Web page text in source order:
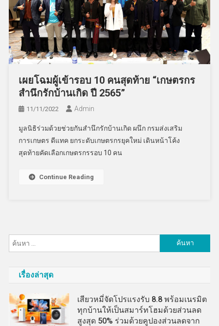
เผยโฉมผู้เข้ารอบ 10 คนสุดท้าย “เกษตรกร
สำนึกรักบ้านเกิด ปี 2565”
11/11/2022 Admin
มูลนิธิร่วมด้วยช่วยกันสำนึกรักบ้านเกิด ผนึก กรมส่งเสริม
การเกษตร ดีแทค ยกระดับเกษตรกรยุคใหม่ เดินหน้าโค้ง
สุดท้ายคัดเลือกเกษตรกรรอบ 10 คน
Continue Reading
สำหรับ:
เรื่องล่าสุด
เสียวหมี่จัดโปรแรงรับ 8.8 พร้อมเนรมิต
ทุกบ้านให้เป็นสมาร์ทโฮมด้วยส่วนลด
สูงสุด 50% ร่วมด้วยคูปองส่วนลดจาก